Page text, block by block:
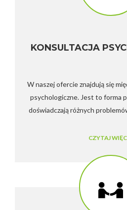
KONSULTACJA
W naszej ofercie znajdują się
psychologiczne. Jest to forma
doświadczają różnych
zmian życiowych. Konsultacja
rozwiązywania najróżniejszych
możemy nie poradzić sobie w
jest wówczas psycholog
CZYTAJ